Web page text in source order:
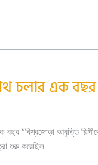
চলার এক বছর
বছর “বিশ্বজোড়া আবৃত্তি
শুরু করেছিল